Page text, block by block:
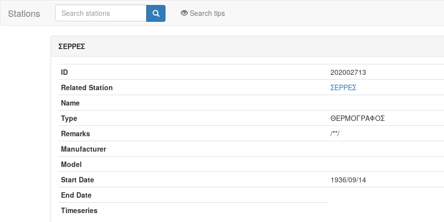
Stations Search tips
ΣΕΡΡΕΣ
ID
202002713
Related Station
ΣΕΡΡΕΣ
Name
Type
ΘΕΡΜΟΓΡΑΦΟΣ
Remarks
/**/
Manufacturer
Model
Start Date
1936/09/14
End Date
Timeseries